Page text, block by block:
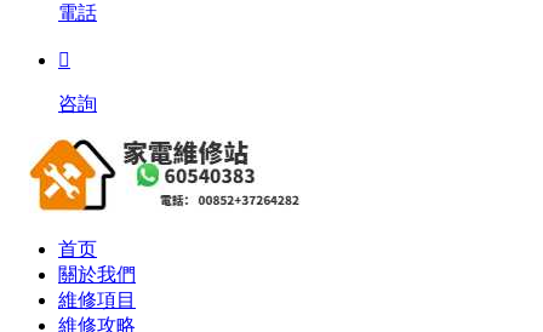
電話

咨詢
首页
關於我們
維修項目
維修攻略